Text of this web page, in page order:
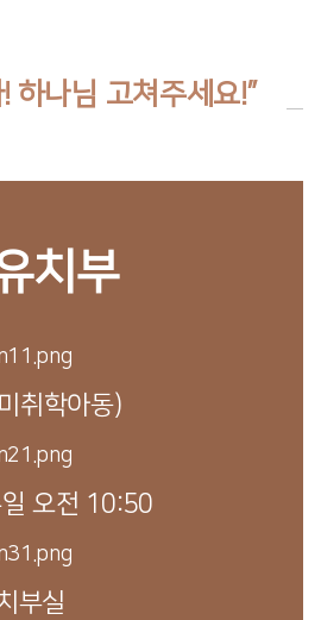
하나님 고쳐주세요!”
치부
취학아동)
오전 10:50
부실